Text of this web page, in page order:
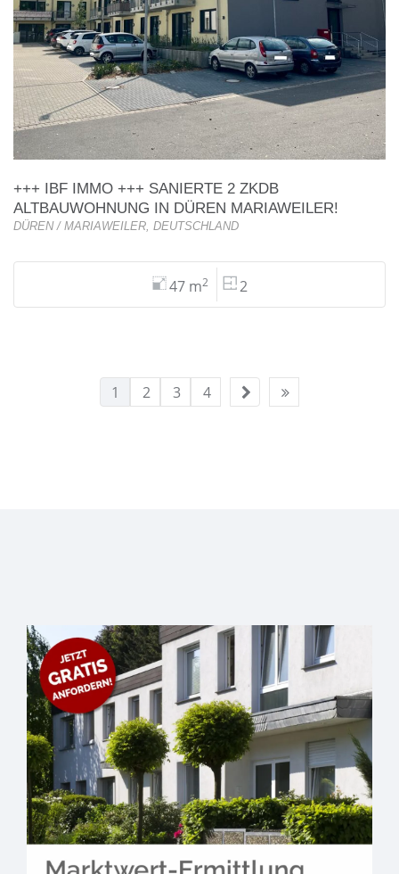
+++ IBF IMMO +++ SANIERTE 2 ZKDB
ALTBAUWOHNUNG IN DÜREN MARIAWEILER!
DÜREN / MARIAWEILER, DEUTSCHLAND
47 m2 2
1 2 3 4